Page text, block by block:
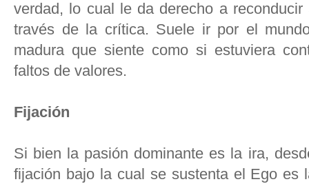
verdad, lo cual le da derecho a
través de la crítica. Suele ir por el
madura que siente como si estuviera
faltos de valores.
Fijación
Si bien la pasión dominante es la ira,
fijación bajo la cual se sustenta el Ego es